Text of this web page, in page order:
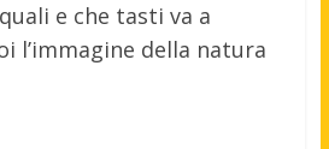
e che tasti va a
l’immagine della natura